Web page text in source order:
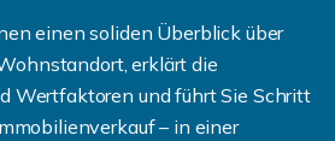
einen soliden Überblick über
erklärt die
Wertfaktoren und führt Sie Schritt
– in einer